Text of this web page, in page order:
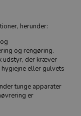
herunder:
og rengøring.
udstyr, der kræver
eller gulvets
tunge apparater
er